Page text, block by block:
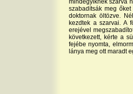
mindegyiknek szarva
szabadítsák meg
doktornak öltözve.
kezdtek a szarvai. A
erejével
következett, kérte a
fejébe nyomta,
lánya meg ott maradt